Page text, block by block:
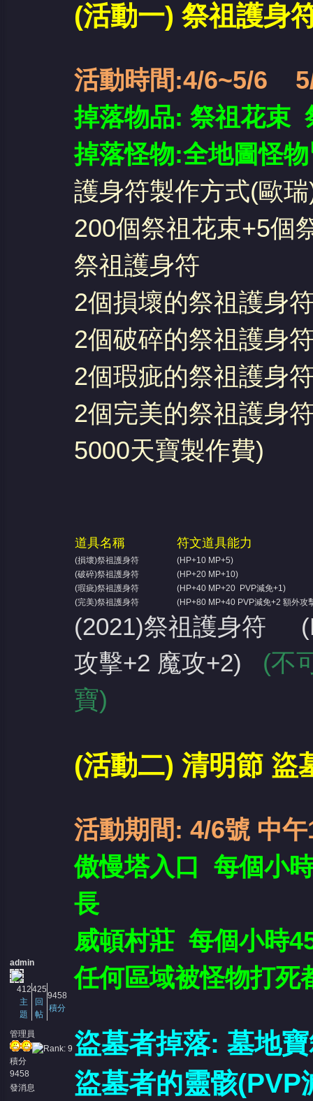
admin
412
主
題
425
回
帖
9458
積分
管理員
積分
9458
發消息
(活動一) 祭祖護身
活動時間:4/6~5/6
掉落物品: 祭祖花束
掉落怪物:全地圖怪
護身符製作方式(歐
200個祭祖花束+5個
祭祖護身符
2個損壞的祭祖護
2個破碎的祭祖護
2個瑕疵的祭祖護身
2個完美的祭祖護身
5000天寶製作費)
道具名稱 符文道具能力
(損壞)祭祖護身符
(HP+10 MP+5)
(破碎)祭祖護身符
(HP+20 MP+10)
(瑕疵)祭祖護身符
(HP+40 MP+20 PVP減免+1)
(完美)祭祖護身符
(HP+80 MP+40 PVP減免+2 額外攻
(2021)祭祖護身符
攻擊+2 魔攻+2) (不
寶)
(活動二) 清明節 盜
活動期間: 4/6號 中
傲慢塔入口 每個小
長
威頓村莊 每個小時
任何區域被怪物打死
盜墓者掉落: 墓地
盜墓者的靈骸(PVP